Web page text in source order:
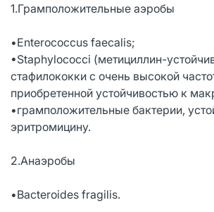
1.Грамположительные аэробы
•Enterococcus faecalis;
•Staphylococci (метициллин-
стафилококки с очень высокой
приобретенной устойчивостью к
•грамположительные бактерии,
эритромицину.
2.Анаэробы
•Bacteroides fragilis.